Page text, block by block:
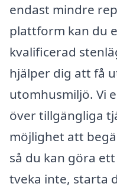
endast mindre
plattform kan du
kvalificerad
hjälper dig att få
utomhusmiljö. Vi
över tillgängliga
möjlighet att
så du kan göra
tveka inte, starta